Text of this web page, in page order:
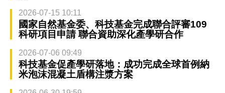
2026-07-15 10:11
國家自然基金委、科技基金完成聯合評審109
科研項目申請 聯合資助深化產學研合作
2026-07-06 09:49
科技基金促產學研落地：成功完成全球首例納
米泡沫混凝土盾構注漿方案